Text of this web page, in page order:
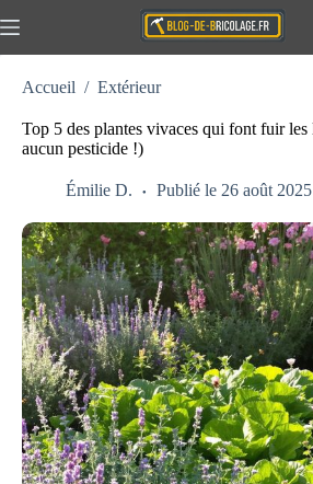
au
Aucun
Actualités
Travaux
Extérieur
Maison
Accueil / Extérieur
Top 5 des plantes vivaces qui font fuir les
aucun pesticide !)
Émilie D. Publié le 26 août